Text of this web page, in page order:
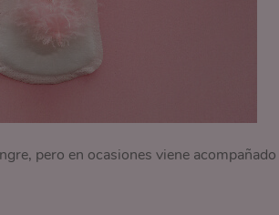
pero en ocasiones viene acompañado